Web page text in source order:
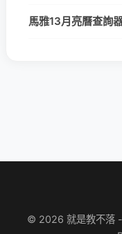
馬雅13月亮曆查詢
© 2026 就是教不落 -